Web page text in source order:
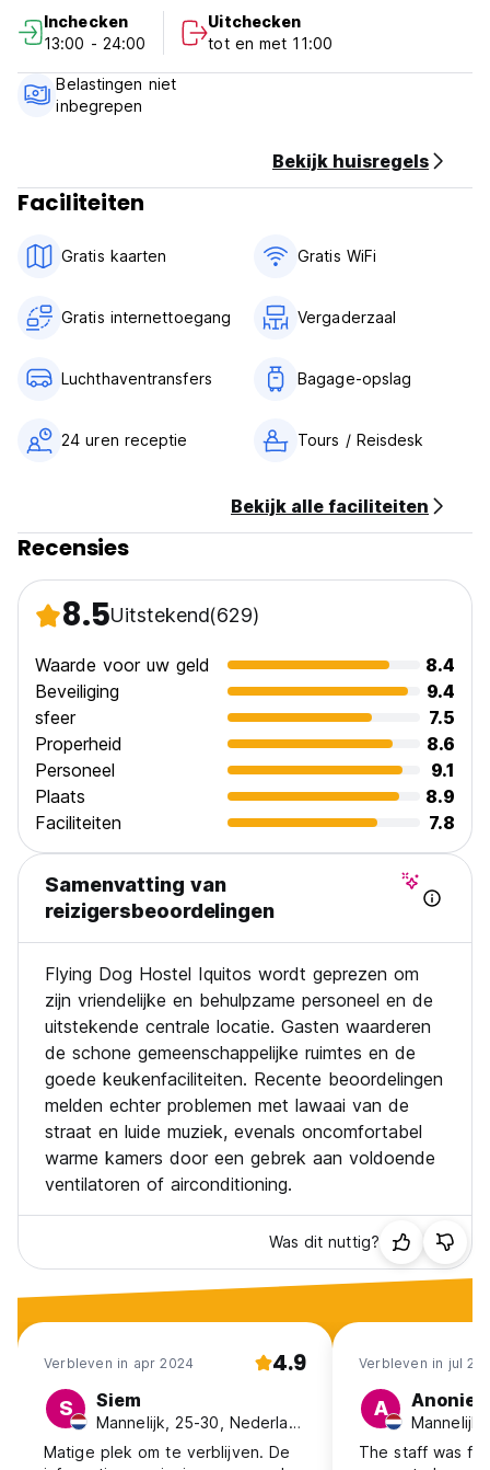
uitchecken: 11.00 uur
creditcards geaccepteerd (Auto-translated from original
language)
Inchecken
13:00 - 24:00
Uitchecken
tot en met 11:00
Belastingen niet
inbegrepen
Bekijk huisregels
Faciliteiten
Gratis kaarten Gratis WiFi
Gratis internettoegang Vergaderzaal
Luchthaventransfers Bagage-opslag
24 uren receptie Tours / Reisdesk
Bekijk alle faciliteiten
Recensies
8.5Uitstekend(629)
Waarde voor uw geld
8.4
Beveiliging
9.4
sfeer
7.5
Properheid
8.6
Personeel
9.1
Plaats
8.9
Faciliteiten
7.8
Samenvatting van
reizigersbeoordelingen
Flying Dog Hostel Iquitos wordt geprezen om
zijn vriendelijke en behulpzame personeel en de
uitstekende centrale locatie. Gasten waarderen
de schone gemeenschappelijke ruimtes en de
goede keukenfaciliteiten. Recente beoordelingen
melden echter problemen met lawaai van de
straat en luide muziek, evenals oncomfortabel
warme kamers door een gebrek aan voldoende
ventilatoren of airconditioning.
Was dit nuttig?
Verbleven in apr 2024 4.9
S Siem
Mannelijk, 25-30, Nederland
Matige plek om te verblijven. De
Verbleven in jul
A
The staff was